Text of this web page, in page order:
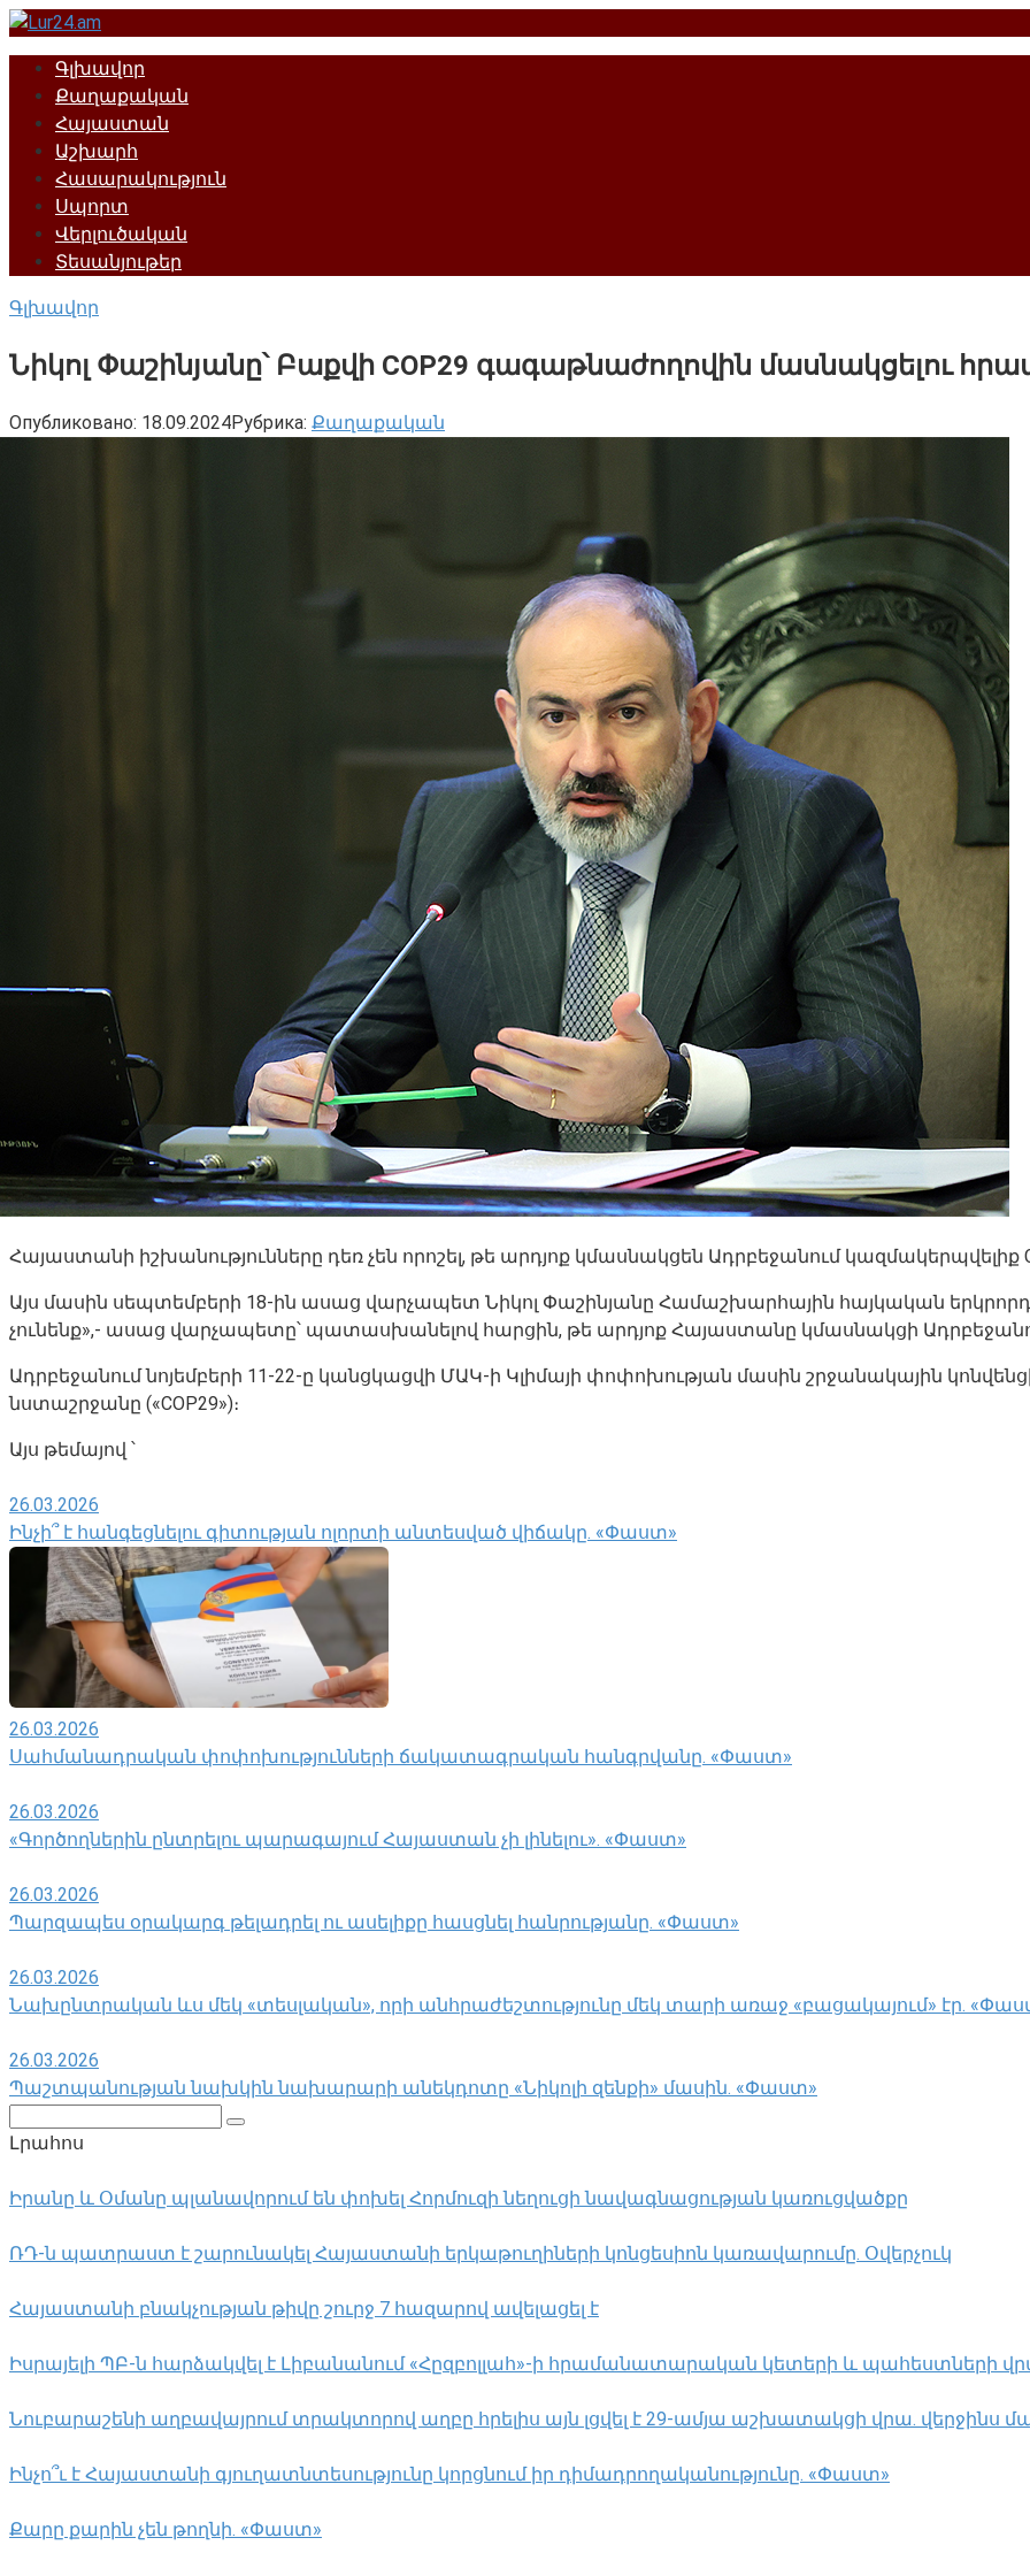
Перейти
контентуԳլխավոր
Քաղաքական
Հայաստան
Աշխարհ
Հասարակություն
Սպորտ
Վերլուծական
Տեսանյութեր
Գլխավոր
Նիկոլ Փաշինյանը՝ Բաքվի COP29 գագաթնաժողովին մասնակցելու
Опубликовано: 18.09.2024Рубрика: Քաղաքական
Հայաստանի իշխանությունները դեռ չեն որոշել, թե արդյոք կմասնակցեն Ադրբեջանում կազմակերպվելիք
Այս մասին սեպտեմբերի 18-ին ասաց վարչապետ Նիկոլ Փաշինյանը Համաշխարհային հայկական երկրորդ
չունենք»,- ասաց վարչապետը՝ պատասխանելով հարցին, թե արդյոք Հայաստանը կմասնակցի
Ադրբեջանում նոյեմբերի 11-22-ը կանցկացվի ՄԱԿ-ի Կլիմայի փոփոխության մասին շրջանակային
նստաշրջանը («COP29»)։
Այս թեմայով ՝
26.03.2026
Ինչի՞ է հանգեցնելու գիտության ոլորտի անտեսված վիճակը. «Փաստ»
26.03.2026
Սահմանադրական փոփոխությունների ճակատագրական հանգրվանը. «Փաստ»
26.03.2026
«Գործողներին ընտրելու պարագայում Հայաստան չի լինելու». «Փաստ»
26.03.2026
Պարզապես օրակարգ թելադրել ու ասելիքը հասցնել հանրությանը. «Փաստ»
26.03.2026
Նախընտրական ևս մեկ «տեսլական», որի անհրաժեշտությունը մեկ տարի առաջ «բացակայում» էր.
26.03.2026
Պաշտպանության նախկին նախարարի անեկդոտը «Նիկոլի զենքի» մասին. «Փաստ»
Լրահոս
Իրանը և Օմանը պլանավորում են փոխել Հորմուզի նեղուցի նավագնացության կառուցվածքը
ՌԴ-ն պատրաստ է շարունակել Հայաստանի երկաթուղիների կոնցեսիոն կառավարումը. Օվերչուկ
Հայաստանի բնակչության թիվը շուրջ 7 հազարով ավելացել է
Իսրայելի ՊԲ-ն հարձակվել է Լիբանանում «Հըզբոլլահ»-ի հրամանատարական կետերի և պահեստների
Նուբարաշենի աղբավայրում տրակտորով աղբը հրելիս այն լցվել է 29-ամյա աշխատակցի վրա. վերջինս
Ինչո՞ւ է Հայաստանի գյուղատնտեսությունը կորցնում իր դիմադրողականությունը. «Փաստ»
Քարը քարին չեն թողնի. «Փաստ»